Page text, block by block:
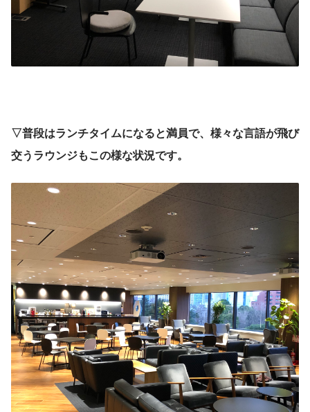
▽普段はランチタイムになると満員で、様々な言語が飛び
交うラウンジもこの様な状況です。